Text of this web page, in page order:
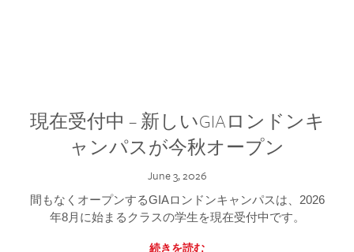
現在受付中 – 新しいGIAロンドンキ
ャンパスが今秋オープン
June 3, 2026
間もなくオープンするGIAロンドンキャンパスは、2026
年8月に始まるクラスの学生を現在受付中です。
続きを読む